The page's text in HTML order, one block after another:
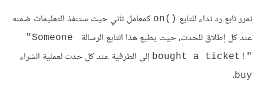
نمرر تابع رد نداء للتابع ‎on()‎ كمعامل ثاني حيث ستنفذ التعليمات ضمنه
عند كل إطلاق للحدث، حيث يطبع هذا التابع الرسالة
‎"Someone
bought a ticket!"‎ إلى الطرفية عند كل حدث لعملية الشراء
‎buy‎
.